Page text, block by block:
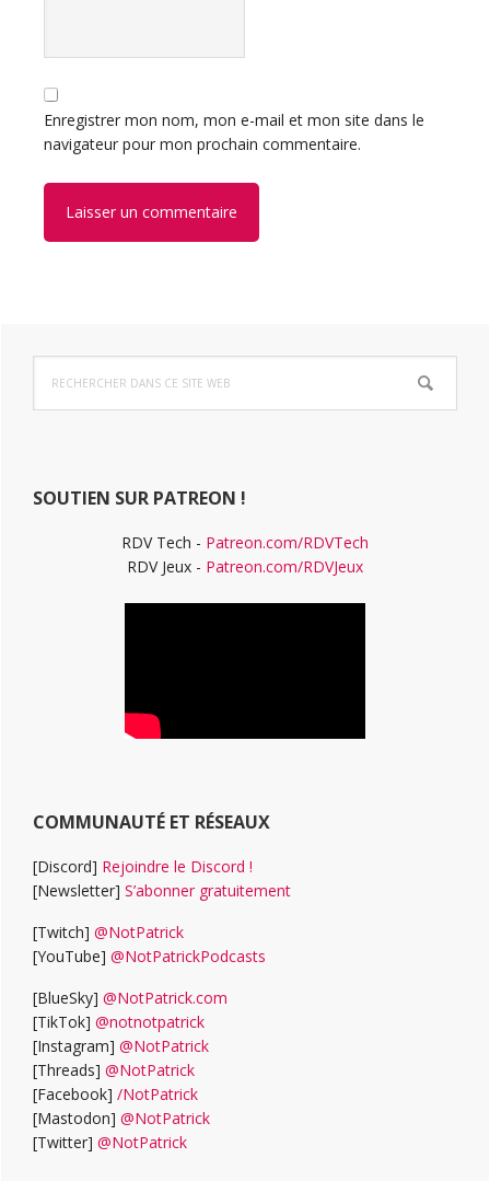
Enregistrer mon nom, mon e-mail et mon site dans le
navigateur pour mon prochain commentaire.
Barre
latérale
dans
ce
SOUTIEN SUR PATREON !
RDV Tech - Patreon.com/RDVTech
RDV Jeux - Patreon.com/RDVJeux
COMMUNAUTÉ ET RÉSEAUX
[Discord] Rejoindre le Discord !
[Newsletter] S’abonner gratuitement
[Twitch] @NotPatrick
[YouTube] @NotPatrickPodcasts
[BlueSky] @NotPatrick.com
[TikTok] @notnotpatrick
[Instagram] @NotPatrick
[Threads] @NotPatrick
[Facebook] /NotPatrick
[Mastodon] @NotPatrick
[Twitter] @NotPatrick